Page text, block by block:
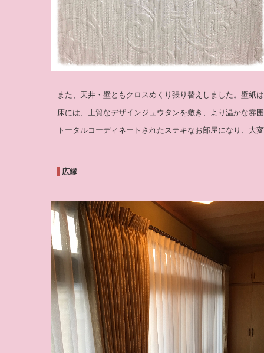
また、天井・壁ともクロスめくり張り替えしました。壁紙
床には、上質なデザインジュウタンを敷き、より温かな雰
トータルコーディネートされたステキなお部屋になり、大
広縁